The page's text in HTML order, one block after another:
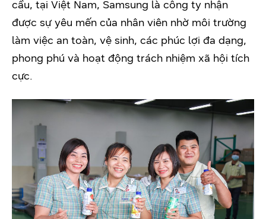
cầu, tại Việt Nam, Samsung là công ty nhận
được sự yêu mến của nhân viên nhờ môi trường
làm việc an toàn, vệ sinh, các phúc lợi đa dạng,
phong phú và hoạt động trách nhiệm xã hội tích
cực.